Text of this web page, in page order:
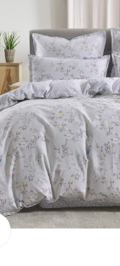
Нажмите, чтобы